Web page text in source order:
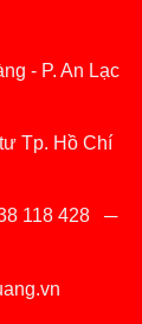
- P. An Lạc
Tp. Hồ Chí
118 428─